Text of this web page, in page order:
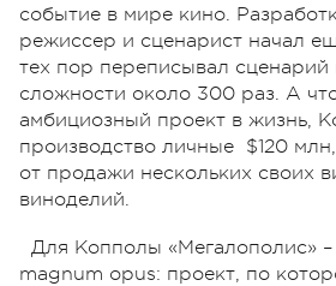
событие в мире кино.
режиссер и сценарист начал
тех пор переписывал
сложности около 300 раз. А
амбициозный проект в жизнь,
производство личные
$120
от продажи нескольких своих
виноделий.
Для Копполы «Мегалополис»
magnum opus: проект, по